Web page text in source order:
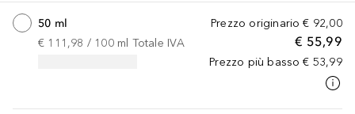
Prezzo originario € 92,00
€ 55,99
Prezzo più basso € 53,99
50 ml
€ 111,98 / 100 ml Totale IVA